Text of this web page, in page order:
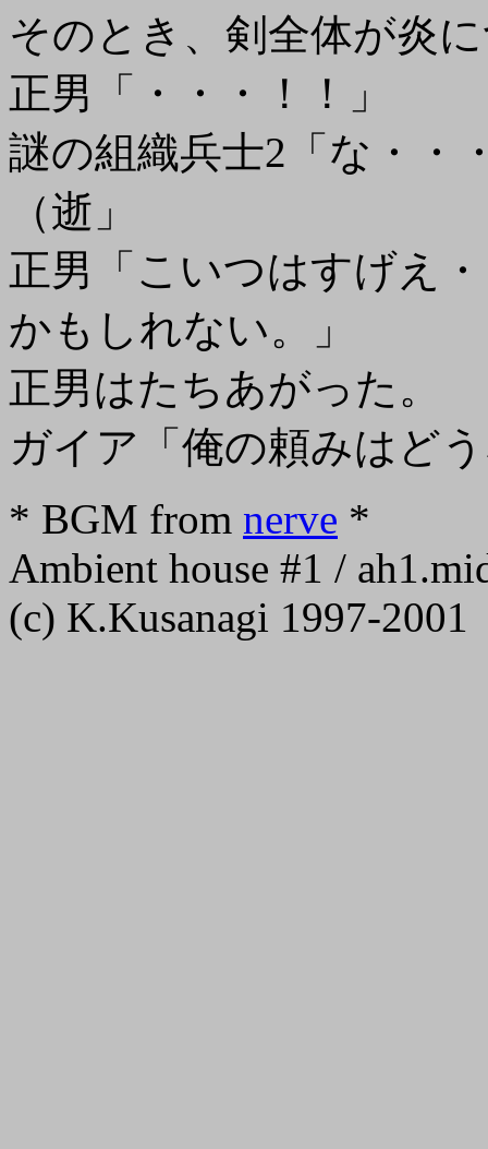
そのとき、剣全体が炎
正男「・・・！！」
謎の組織兵士2「な・・
（逝」
正男「こいつはすげえ
かもしれない。」
正男はたちあがった。
ガイア「俺の頼みはど
* BGM from nerve *
Ambient house #1 /
(c) K.Kusanagi 1997-2001